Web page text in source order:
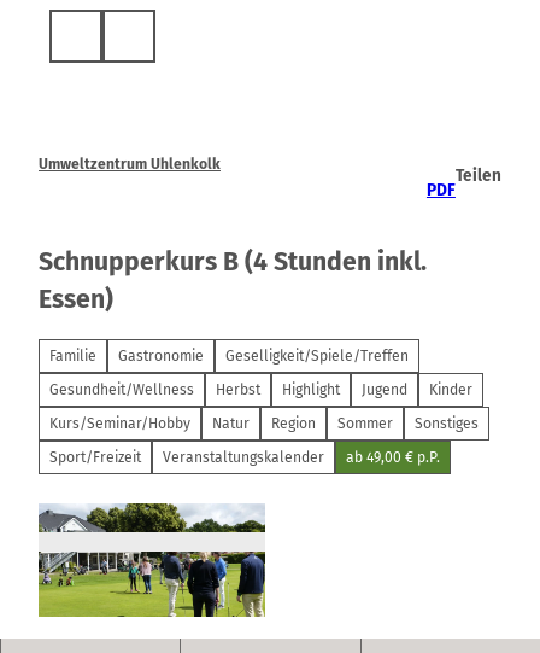
Umweltzentrum Uhlenkolk
PDF
Teilen
Schnupperkurs B (4 Stunden inkl.
Essen)
Familie Gastronomie
Geselligkeit/Spiele/Treffen
Gesundheit/Wellness
Herbst Highlight Jugend
Kinder
Kurs/Seminar/Hobby
Natur Region Sommer
Sonstiges
Sport/Freizeit
Veranstaltungskalender ab 49,00 € p.P.